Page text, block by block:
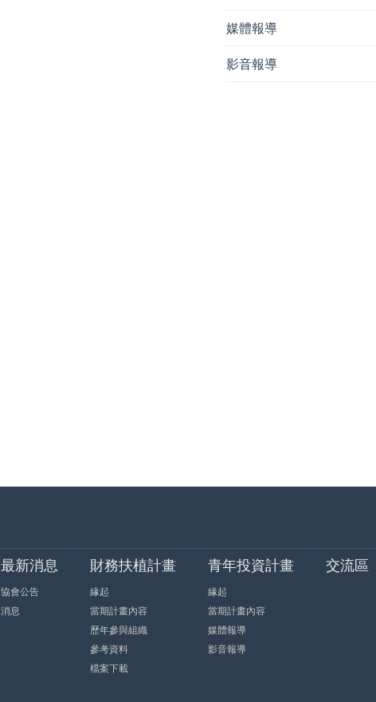
媒體報導
影音報導
最新消息
協會公告
消息
財務扶植計畫
緣起
當期計畫內容
歷年參與組織
參考資料
檔案下載
青年投資計畫
緣起
當期計畫內容
媒體報導
影音報導
交流區